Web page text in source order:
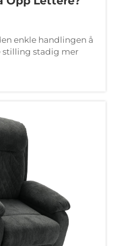
enkle handlingen å
stilling stadig mer
avtar,
og leddsmerte
utfordringen